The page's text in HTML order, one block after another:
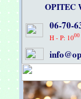
OPITEC
06-70-
H - P: 1000